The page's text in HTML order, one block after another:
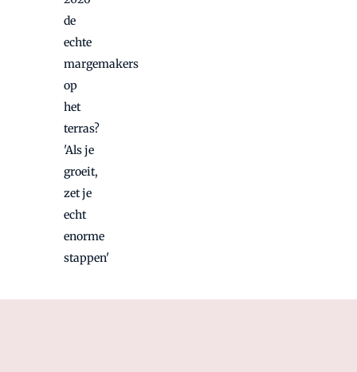
de
echte
margemakers
op
het
terras?
'Als je
groeit,
zet je
echt
enorme
stappen'